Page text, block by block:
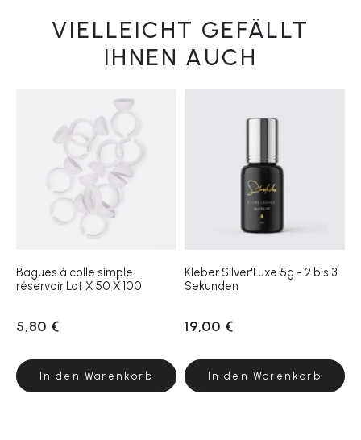
VIELLEICHT GEFÄLLT
IHNEN AUCH
Bagues à colle simple
réservoir Lot X 50 X 100
5,80 €
In den Warenkorb
Kleber Silver'Luxe 5g - 2 bis 3
Sekunden
19,00 €
In den Warenkorb